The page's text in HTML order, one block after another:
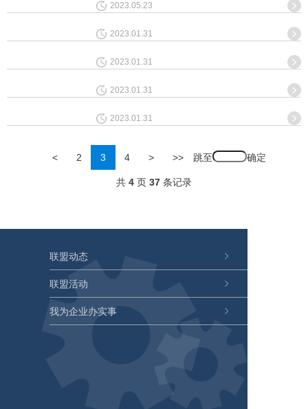
2023.05.23
2023.01.31
2023.01.31
2023.01.31
2023.01.31
< 2 3 4 > >> 跳至
共4 页 37条记录
联盟动态
联盟活动
我为企业办实事